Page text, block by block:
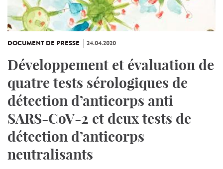
DOCUMENT DE PRESSE 24.04.2020
Développement et évaluation de
quatre tests sérologiques de
détection d’anticorps anti
SARS-CoV-2 et deux tests de
détection d’anticorps
neutralisants